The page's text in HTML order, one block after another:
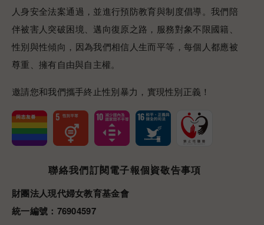
人身安全法案通過，並進行預防教育與制度倡導。我們陪
伴被害人突破困境、邁向復原之路，服務對象不限國籍、
性別與性傾向，因為我們相信人生而平等，每個人都應被
尊重、擁有自由與自主權。
邀請您和我們攜手終止性別暴力，實現性別正義！
聯絡我們訂閱電子報個資敬告事項
財團法人現代婦女教育基金會
統一編號：76904597